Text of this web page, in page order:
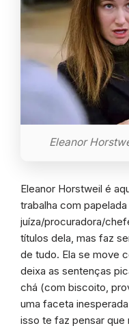
Eleanor
Eleanor Horstweil é
trabalha com
juíza/procuradora/
títulos dela, mas faz
de tudo. Ela se move
deixa as sentenças
chá (com biscoito,
uma faceta
isso te faz pensar